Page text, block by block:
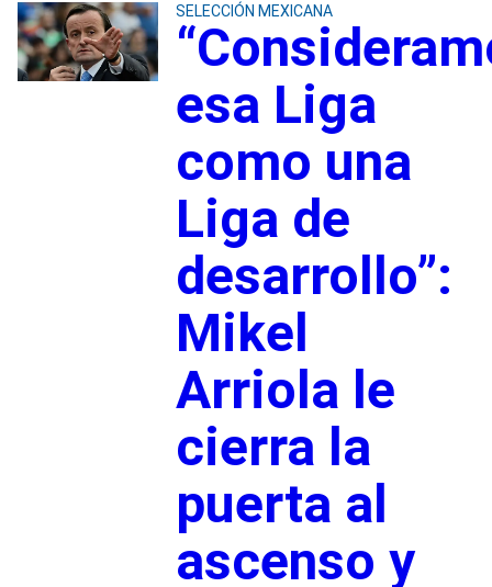
SELECCIÓN MEXICANA
esa Liga
como una
Liga de
desarrollo”:
Mikel
Arriola le
cierra la
puerta al
ascenso y